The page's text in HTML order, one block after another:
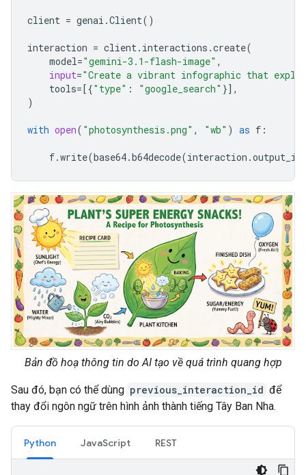
client = genai .Client()
interaction = client. interactions .create(
model="gemini-3.1-flash-image" ,
input="Create a vibrant infographic that
tools=[{"type" : "google_search" }],
)
with open( "photosynthesis.png" , "wb" ) as f :
f.write(base64.b64decode(interaction .
Bản đồ hoạ thông tin do AI tạo về quá trình quang hợp
Sau đó, bạn có thể dùng previous_interaction_id để
thay đổi ngôn ngữ trên hình ảnh thành tiếng Tây Ban Nha.
Python JavaScript REST